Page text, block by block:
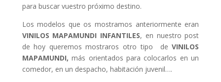
para buscar vuestro próximo destino.
Los modelos que os mostramos anteriormente eran
VINILOS MAPAMUNDI INFANTILES, en nuestro post
de hoy queremos mostraros otro tipo deVINILOS
MAPAMUNDI, más orientados para colocarlos en un
comedor, en un despacho, habitación juvenil….